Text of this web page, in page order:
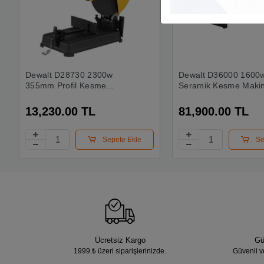
Dewalt D28730 2300w
355mm Profil Kesme
13,230.00 TL
Sepete Ekle
Dewalt D36000
Seramik Kesme
81,900.00 TL
Ücretsiz Kargo
1999.₺ üzeri siparişlerinizde. Güvenli